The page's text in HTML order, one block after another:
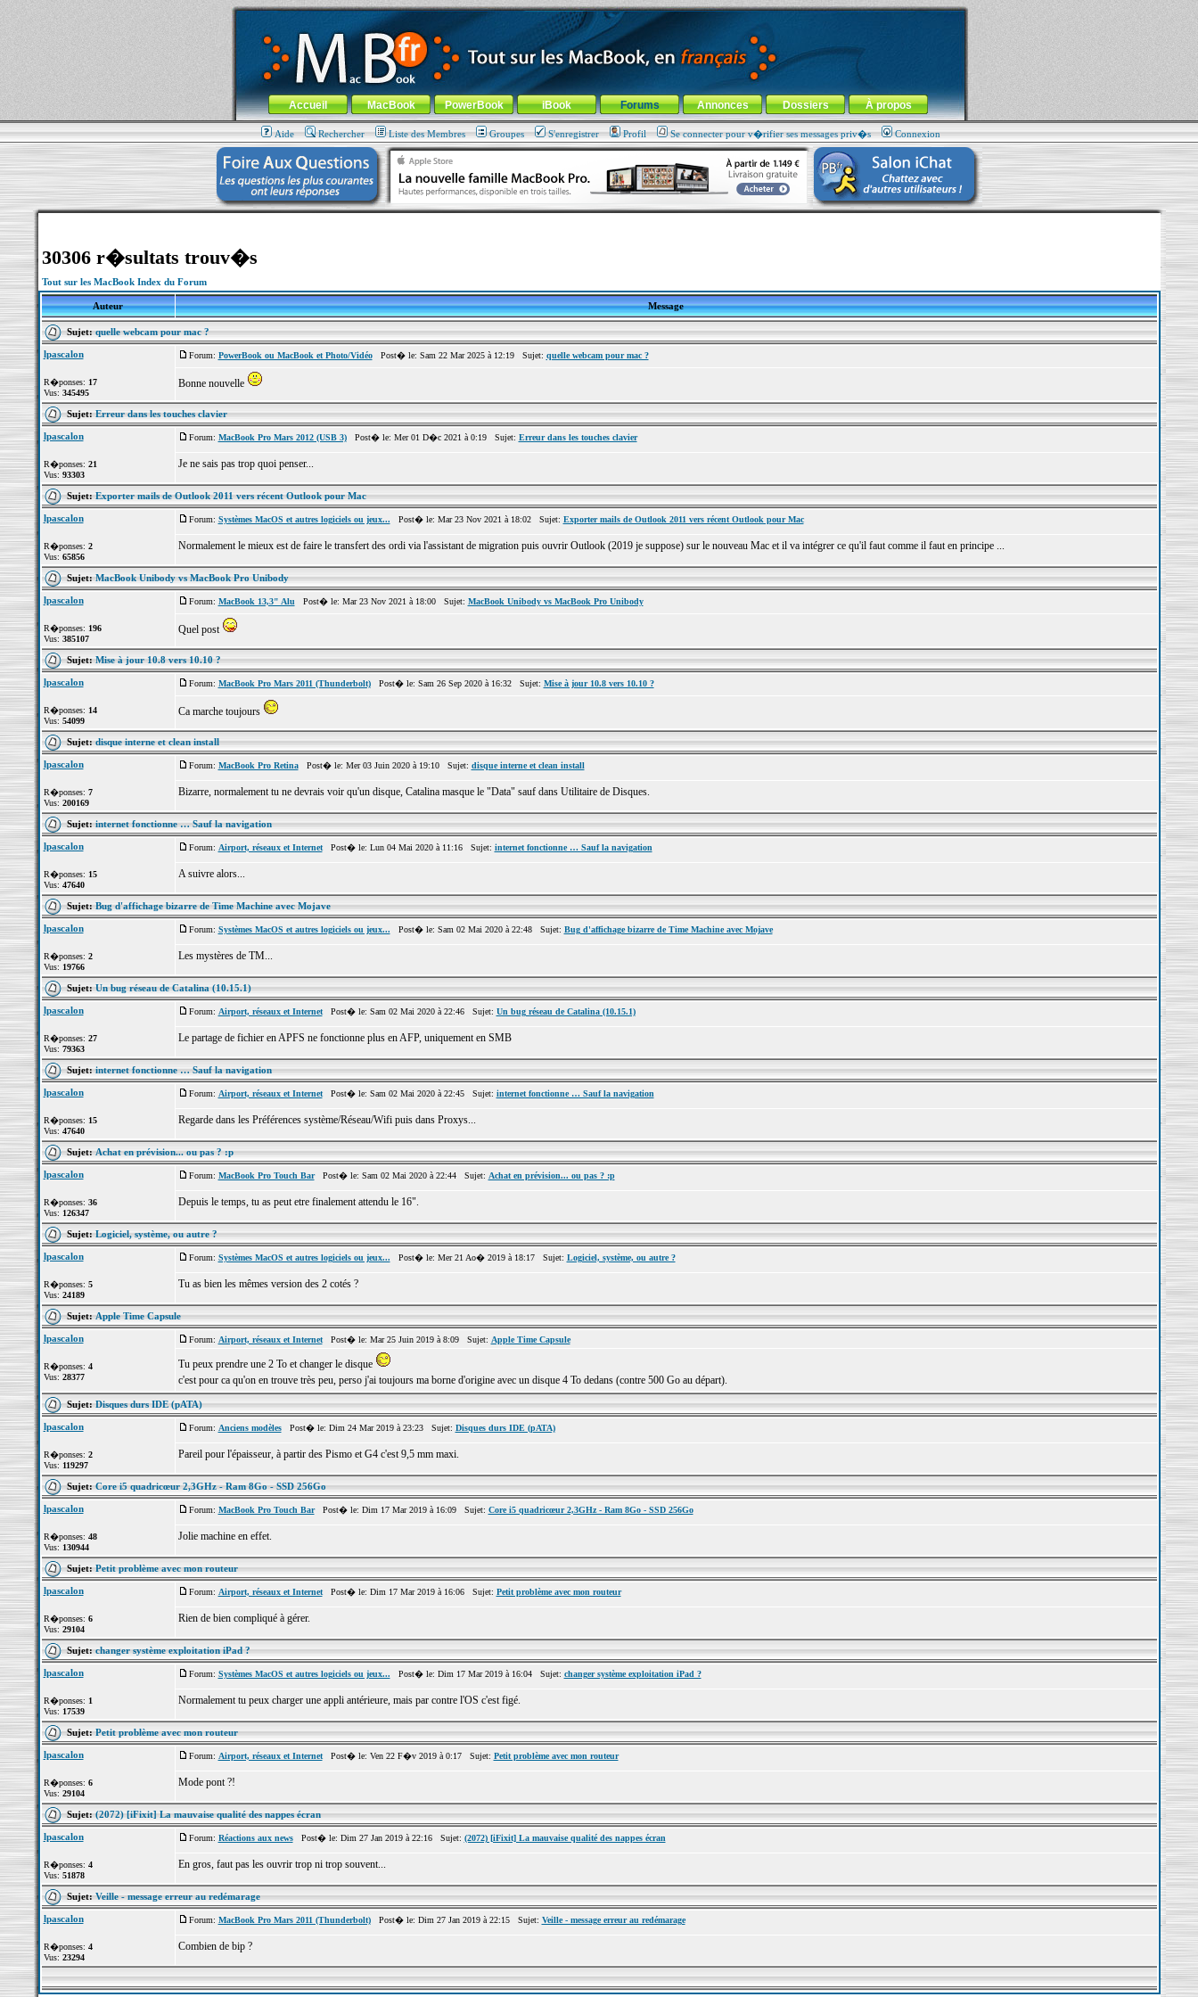
MacBook-fr.com : 100% Apple... 100% nomade !
Aller au contenu-Aller au menu général-Aller au menu de la rubrique
Menu général
Accueil MacBook PowerBook iBook Forums Annonces Dossiers À propos
Aide Rechercher Liste des Membres Groupes S'enregistrer Profil Se connecter pour v�rifier ses messages priv�s Connexion
30306 r�sultats trouv�s
Tout sur les MacBook Index du Forum
Auteur Message
Sujet:quelle webcam pour mac ?
lpascalon
R�ponses: 17
Vus: 345495
Forum: PowerBook ou MacBook et Photo/VidéoPost� le: Sam 22 Mar 2025 à 12:19 Sujet: quelle webcam pour mac ?
Bonne nouvelle
Sujet:Erreur dans les touches clavier
lpascalon
R�ponses: 21
Vus: 93303
Forum: MacBook Pro Mars 2012 (USB 3)Post� le: Mer 01 D�c 2021 à 0:19 Sujet: Erreur dans les touches clavier
Je ne sais pas trop quoi penser...
Sujet:Exporter mails de Outlook 2011 vers récent Outlook pour Mac
lpascalon
R�ponses: 2
Vus: 65856
Forum: Systèmes MacOS et autres logiciels ou jeux... Post� le: Mar 23 Nov 2021 à 18:02 Sujet: Exporter mails de Outlook 2011 vers récent Outlook pour Mac
Normalement le mieux est de faire le transfert des ordi via l'assistant de migration puis ouvrir Outlook (2019 je suppose) sur le nouveau Mac et il va intégrer ce qu'il faut comme il faut en principe ...
Sujet:MacBook Unibody vs MacBook Pro Unibody
lpascalon
R�ponses: 196
Vus: 385107
Forum: MacBook 13,3" Alu Post� le: Mar 23 Nov 2021 à 18:00 Sujet: MacBook Unibody vs MacBook Pro Unibody
Quel post
Sujet:Mise à jour 10.8 vers 10.10 ?
lpascalon
R�ponses: 14
Vus: 54099
Forum: MacBook Pro Mars 2011 (Thunderbolt)Post� le: Sam 26 Sep 2020 à 16:32 Sujet: Mise à jour 10.8 vers 10.10 ?
Ca marche toujours
Sujet:disque interne et clean install
lpascalon
R�ponses: 7
Vus: 200169
Forum: MacBook Pro RetinaPost� le: Mer 03 Juin 2020 à 19:10 Sujet: disque interne et clean install
Bizarre, normalement tu ne devrais voir qu'un disque, Catalina masque le "Data" sauf dans Utilitaire de Disques.
Sujet:internet fonctionne … Sauf la navigation
lpascalon
R�ponses: 15
Vus: 47640
Forum: Airport, réseaux et InternetPost� le: Lun 04 Mai 2020 à 11:16 Sujet: internet fonctionne … Sauf la navigation
A suivre alors...
Sujet:Bug d'affichage bizarre de Time Machine avec Mojave
lpascalon
R�ponses: 2
Vus: 19766
Forum: Systèmes MacOS et autres logiciels ou jeux... Post� le: Sam 02 Mai 2020 à 22:48 Sujet: Bug d'affichage bizarre de Time Machine avec Mojave
Les mystères de TM...
Sujet:Un bug réseau de Catalina (10.15.1)
lpascalon
R�ponses: 27
Vus: 79363
Forum: Airport, réseaux et InternetPost� le: Sam 02 Mai 2020 à 22:46 Sujet: Un bug réseau de Catalina (10.15.1)
Le partage de fichier en APFS ne fonctionne plus en AFP, uniquement en SMB
Sujet:internet fonctionne … Sauf la navigation
lpascalon
R�ponses: 15
Vus: 47640
Forum: Airport, réseaux et InternetPost� le: Sam 02 Mai 2020 à 22:45 Sujet: internet fonctionne … Sauf la navigation
Regarde dans les Préférences système/Réseau/Wifi puis dans Proxys...
Sujet:Achat en prévision... ou pas ? :p
lpascalon
R�ponses: 36
Vus: 126347
Forum: MacBook Pro Touch BarPost� le: Sam 02 Mai 2020 à 22:44 Sujet: Achat en prévision... ou pas ? :p
Depuis le temps, tu as peut etre finalement attendu le 16".
Sujet:Logiciel, système, ou autre ?
lpascalon
R�ponses: 5
Vus: 24189
Forum: Systèmes MacOS et autres logiciels ou jeux... Post� le: Mer 21 Ao� 2019 à 18:17 Sujet: Logiciel, système, ou autre ?
Tu as bien les mêmes version des 2 cotés ?
Sujet:Apple Time Capsule
lpascalon
R�ponses: 4
Vus: 28377
Forum: Airport, réseaux et InternetPost� le: Mar 25 Juin 2019 à 8:09 Sujet: Apple Time Capsule
Tu peux prendre une 2 To et changer le disque
c'est pour ca qu'on en trouve très peu, perso j'ai toujours ma borne d'origine avec un disque 4 To dedans (contre 500 Go au départ).
Sujet:Disques durs IDE (pATA)
lpascalon
R�ponses: 2
Vus: 119297
Forum: Anciens modèlesPost� le: Dim 24 Mar 2019 à 23:23 Sujet: Disques durs IDE (pATA)
Pareil pour l'épaisseur, à partir des Pismo et G4 c'est 9,5 mm maxi.
Sujet:Core i5 quadricœur 2,3GHz - Ram 8Go - SSD 256Go
lpascalon
R�ponses: 48
Vus: 130944
Forum: MacBook Pro Touch BarPost� le: Dim 17 Mar 2019 à 16:09 Sujet: Core i5 quadricœur 2,3GHz - Ram 8Go - SSD 256Go
Jolie machine en effet.
Sujet:Petit problème avec mon routeur
lpascalon
R�ponses: 6
Vus: 29104
Forum: Airport, réseaux et InternetPost� le: Dim 17 Mar 2019 à 16:06 Sujet: Petit problème avec mon routeur
Rien de bien compliqué à gérer.
Sujet:changer système exploitation iPad ?
lpascalon
R�ponses: 1
Vus: 17539
Forum: Systèmes MacOS et autres logiciels ou jeux... Post� le: Dim 17 Mar 2019 à 16:04 Sujet: changer système exploitation iPad ?
Normalement tu peux charger une appli antérieure, mais par contre l'OS c'est figé.
Sujet:Petit problème avec mon routeur
lpascalon
R�ponses: 6
Vus: 29104
Forum: Airport, réseaux et InternetPost� le: Ven 22 F�v 2019 à 0:17 Sujet: Petit problème avec mon routeur
Mode pont ?!
Sujet:(2072) [iFixit] La mauvaise qualité des nappes écran
lpascalon
R�ponses: 4
Vus: 51878
Forum: Réactions aux newsPost� le: Dim 27 Jan 2019 à 22:16 Sujet: (2072) [iFixit] La mauvaise qualité des nappes écran
En gros, faut pas les ouvrir trop ni trop souvent...
Sujet:Veille - message erreur au redémarage
lpascalon
R�ponses: 4
Vus: 23294
Forum: MacBook Pro Mars 2011 (Thunderbolt)Post� le: Dim 27 Jan 2019 à 22:15 Sujet: Veille - message erreur au redémarage
Combien de bip ?